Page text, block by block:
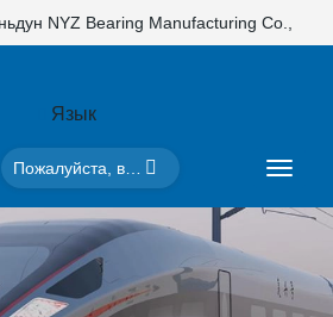
NYZ Bearing Manufacturing Co.,
Язык